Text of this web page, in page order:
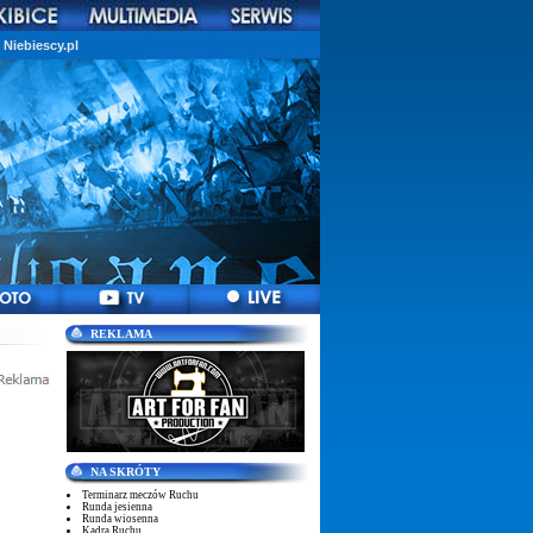
REKLAMA
NA SKRÓTY
Terminarz meczów Ruchu
Runda jesienna
Runda wiosenna
Kadra Ruchu